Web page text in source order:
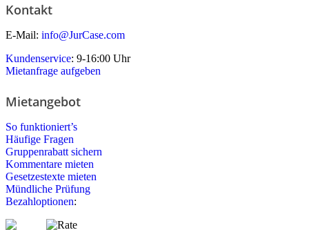
Kontakt
E-Mail: info@JurCase.com
Kundenservice: 9-16:00 Uhr
Mietanfrage aufgeben
Mietangebot
So funktioniert’s
Häufige Fragen
Gruppenrabatt sichern
Kommentare mieten
Gesetzestexte mieten
Mündliche Prüfung
Bezahloptionen: